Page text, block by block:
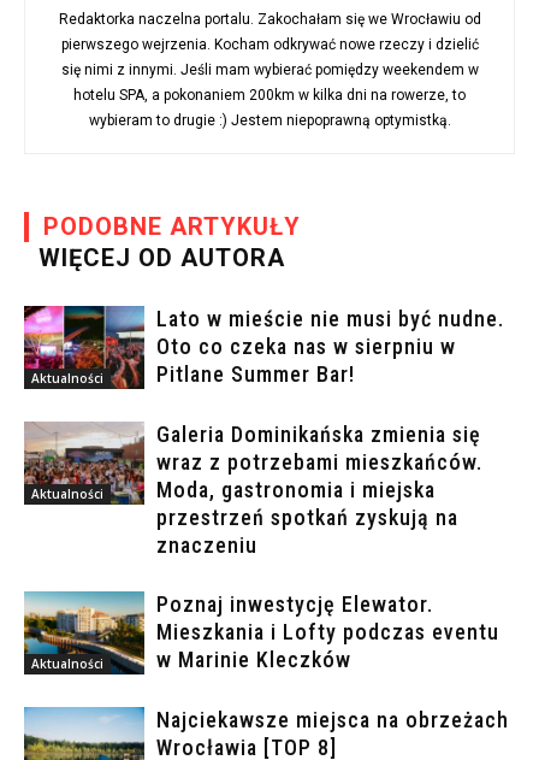
Redaktorka naczelna portalu. Zakochałam się we Wrocławiu od
pierwszego wejrzenia. Kocham odkrywać nowe rzeczy i dzielić
się nimi z innymi. Jeśli mam wybierać pomiędzy weekendem w
hotelu SPA, a pokonaniem 200km w kilka dni na rowerze, to
wybieram to drugie :) Jestem niepoprawną optymistką.
PODOBNE ARTYKUŁY
WIĘCEJ OD AUTORA
Aktualności
Lato w mieście nie musi być nudne.
Oto co czeka nas w sierpniu w
Pitlane Summer Bar!
Aktualności
Galeria Dominikańska zmienia się
wraz z potrzebami mieszkańców.
Moda, gastronomia i miejska
przestrzeń spotkań zyskują na
znaczeniu
Aktualności
Poznaj inwestycję Elewator.
Mieszkania i Lofty podczas eventu
w Marinie Kleczków
Najciekawsze miejsca na obrzeżach
Wrocławia [TOP 8]